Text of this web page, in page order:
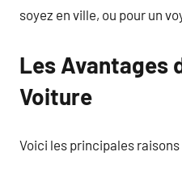
soyez en ville, ou pour un
Les Avantages
Voiture
Voici les principales raisons